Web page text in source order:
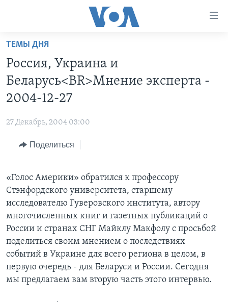
Перейти
основной
контент
Перейти
основной
навигации
Перейти
ПРОГРАММЫ
ИТОГИ
ПОЧЕМУ ЭТО ВАЖНО?
НЬЮ-ЙОРК NEW YORK
АМЕРИКА. БОЛЬШОЕ ПУТЕШЕСТВИЕ
ПРОЕКТЫ
НАША АМЕРИКАНСКАЯ ИСТОРИЯ
А КАК В АМЕРИКЕ?
АМЕРИКАНСКИЕ ГОРОДКИ
ТЕСТЫ
ИНТЕРВЬЮ
ФАКТЫ ПРОТИВ ФЕЙКОВ
УЧИМ АНГЛИЙСКИЙ
ВИДЕО
ПОДПИСКА НА НОВОСТИ
Learning English
СОЦИАЛЬНЫЕ СЕТИ
ТЕМЫ ДНЯ
Россия, Украина и
Беларусь<BR>Мнение эксперта -
2004-12-27
27 Декабрь, 2004 03:00
Поделиться
«Голос Америки» обратился к профессору
Стэнфордского университета, старшему
исследователю Гуверовского института, автору
многочисленных книг и газетных публикаций о
России и странах СНГ Майклу Макфолу с просьбой
поделиться своим мнением о последствиях
событий в Украине для всего региона в целом, в
первую очередь - для Беларуси и России. Сегодня
мы предлагаем вам вторую часть этого интервью.